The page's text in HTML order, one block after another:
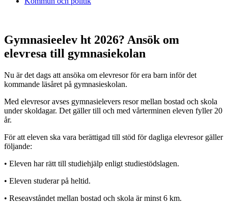
Gymnasieelev ht 2026? Ansök om
elevresa till gymnasiekolan
Nu är det dags att ansöka om elevresor för era barn inför det
kommande läsåret på gymnasieskolan.
Med elevresor avses gymnasielevers resor mellan bostad och skola
under skoldagar. Det gäller till och med vårterminen eleven fyller 20
år.
För att eleven ska vara berättigad till stöd för dagliga elevresor gäller
följande:
• Eleven har rätt till studiehjälp enligt studiestödslagen.
• Eleven studerar på heltid.
• Reseavståndet mellan bostad och skola är minst 6 km.